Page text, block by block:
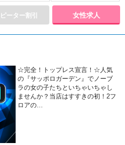
女性求人
☆完全！トップレス宣言！☆人気
の『サッポロガーデン』でノーブ
ラの女の子たちといちゃいちゃし
ませんか？当店はすすきの初！2フ
ロアの…